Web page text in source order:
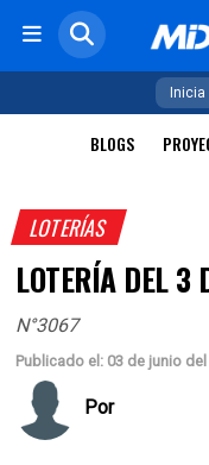
BLOGS
LOTERÍAS
LOTERÍA DEL 3
N°3067
Publicado el: 03 de junio
Por